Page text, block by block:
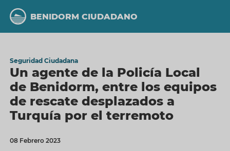
contenido
principal
BENIDORM CIUDADANO
Seguridad Ciudadana
Un agente de la Policía Local
de Benidorm, entre los equipos
de rescate desplazados a
Turquía por el terremoto
08 Febrero 2023